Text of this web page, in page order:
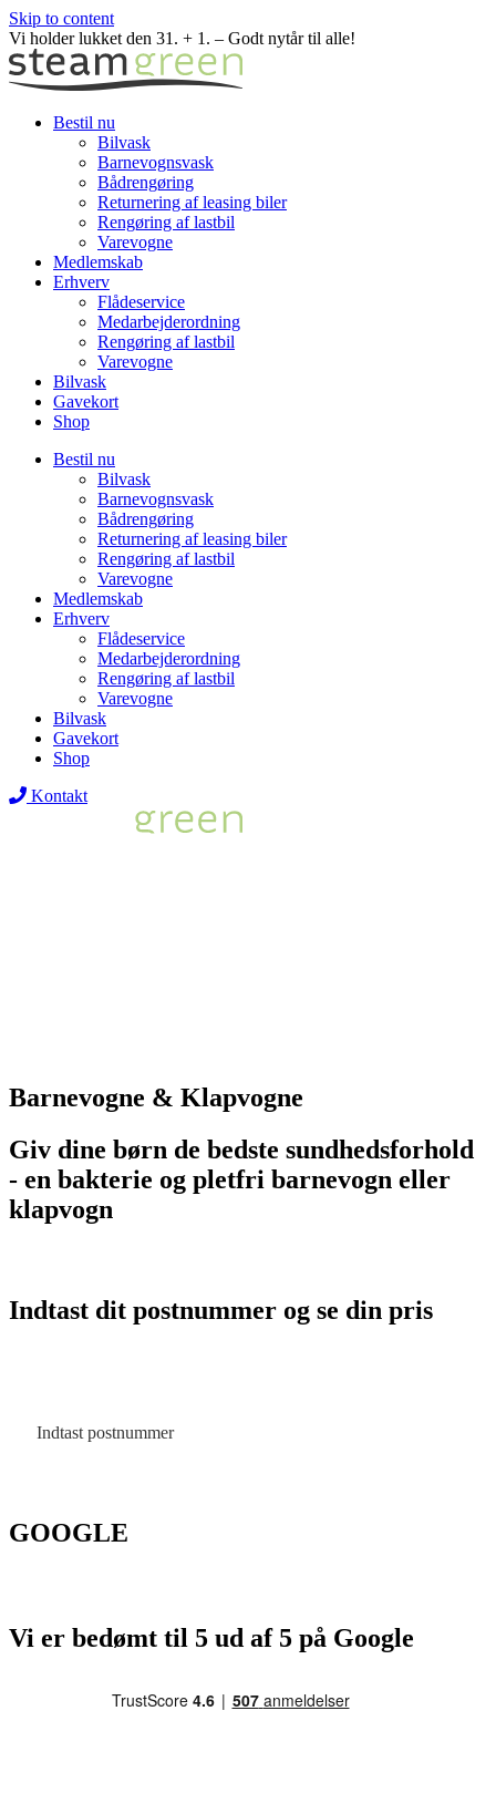
Skip to content
Vi holder lukket den 31. + 1. – Godt nytår til alle!
Bestil nu
Bilvask
Barnevognsvask
Bådrengøring
Returnering af leasing biler
Rengøring af lastbil
Varevogne
Medlemskab
Erhverv
Flådeservice
Medarbejderordning
Rengøring af lastbil
Varevogne
Bilvask
Gavekort
Shop
Bestil nu
Bilvask
Barnevognsvask
Bådrengøring
Returnering af leasing biler
Rengøring af lastbil
Varevogne
Medlemskab
Erhverv
Flådeservice
Medarbejderordning
Rengøring af lastbil
Varevogne
Bilvask
Gavekort
Shop
Kontakt
Barnevogne & Klapvogne
Giv dine børn de bedste sundhedsforhold
- en bakterie og pletfri barnevogn eller
klapvogn
Indtast dit postnummer og se din pris
GOOGLE
Vi er bedømt til 5 ud af 5 på Google